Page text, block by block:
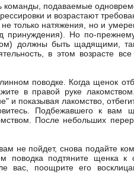
команды, подаваемые
и возрастают
только натяжения, но и
принуждения). Но по-
должны быть щадящими,
в этом возрасте
поводке. Когда щенок
в правой руке
и показывая лакомство,
Подбежавшего к вам
После небольших
не пойдет, снова подайте
поводка подтяните щенка к
вас, поощрите его